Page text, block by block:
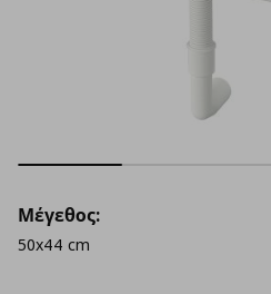
Μέγεθος:
50x44 cm